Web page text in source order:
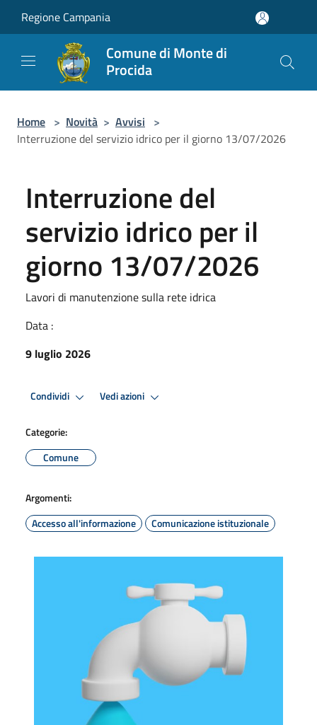
Regione Campania
Comune di Monte di
Procida
Home > Novità > Avvisi >
Interruzione del servizio idrico per il giorno 13/07/2026
Interruzione del
servizio idrico per il
giorno 13/07/2026
Lavori di manutenzione sulla rete idrica
Data :
9 luglio 2026
Condividi Vedi azioni
Categorie:
Comune
Argomenti:
Accesso all'informazione
Comunicazione istituzionale